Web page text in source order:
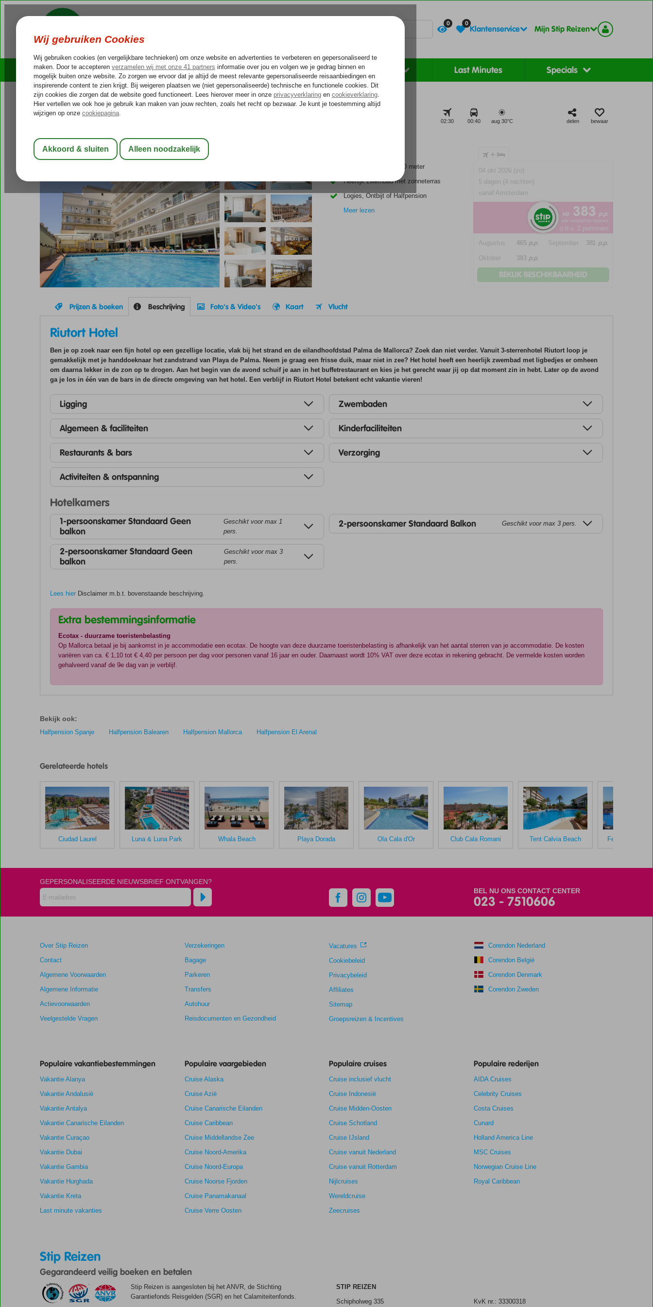
0 0
Klantenservice Mijn Stip Reizen
Cruises Outlet Deals Rondreizen Zonvakantie Last Minutes Specials
Voelt als thuiskomen...
Home
Spanje Balearen Mallorca
Riutort Hotel
Logies en ontbijt-Hotel
02:30 00:40 aug 30°C delen bewaar
Zandstrand op ca. 200 meter
Heerlijk zwembad met zonneterras
Logies, Ontbijt of Halfpension
Meer lezen
+
04 okt 2026 (zo)
5 dagen (4 nachten)
vanaf Amsterdam
va 383 p.p.
*incl. alle verplichte kosten
o.b.v. 2 personen
Augustus 465 p.p. September 381 p.p.
Oktober 383 p.p.
BEKIJK BESCHIKBAARHEID
Prijzen & boeken Beschrijving Foto's & Video's Kaart Vlucht
Riutort Hotel
Ben je op zoek naar een fijn hotel op een gezellige locatie, vlak bij het strand en de eilandhoofdstad Palma de Mallorca? Zoek dan niet verder. Vanuit 3-sterrenhotel Riutort loop je
gemakkelijk met je handdoeknaar het zandstrand van Playa de Palma. Neem je graag een frisse duik, maar niet in zee? Het hotel heeft een heerlijk zwembad met ligbedjes er omheen
om daarna lekker in de zon op te drogen. Aan het begin van de avond schuif je aan in het buffetrestaurant en kies je het gerecht waar jij op dat moment zin in hebt. Later op de avond
ga je los in één van de bars in de directe omgeving van het hotel. Een verblijf in Riutort Hotel betekent echt vakantie vieren!
Ligging
Algemeen & faciliteiten
Restaurants & bars
Activiteiten & ontspanning
Zwembaden
Kinderfaciliteiten
Verzorging
Hotelkamers
1-persoonskamer Standaard Geen
balkon
Geschikt voor max 1
pers.
2-persoonskamer Standaard Geen
balkon
Geschikt voor max 3
pers.
2-persoonskamer Standaard Balkon Geschikt voor max 3 pers.
Lees hier Disclaimer m.b.t. bovenstaande beschrijving.
Extra bestemmingsinformatie
Ecotax - duurzame toeristenbelasting
Op Mallorca betaal je bij aankomst in je accommodatie een ecotax. De hoogte van deze duurzame toeristenbelasting is afhankelijk van het aantal sterren van je accommodatie. De kosten
variëren van ca. € 1,10 tot € 4,40 per persoon per dag voor personen vanaf 16 jaar en ouder. Daarnaast wordt 10% VAT over deze ecotax in rekening gebracht. De vermelde kosten worden
gehalveerd vanaf de 9e dag van je verblijf.
door
onze
klanten
hun
in
Riutort
Hotel
Scores
die
ouder
dan
48
maanden
worden
niet
meer
de
de
getoonde
te
garanderen.
Bekijk ook:
Halfpension Spanje Halfpension Balearen Halfpension Mallorca Halfpension El Arenal
Gerelateerde hotels
Ciudad Laurel Luna & Luna Park Whala Beach Playa Dorada Ola Cala d'Or Club Cala Romani Tent Calvia Beach Fergus Club
BEL NU ONS CONTACT CENTER
023 - 7510606
GEPERSONALISEERDE NIEUWSBRIEF ONTVANGEN?
Over Stip Reizen
Contact
Algemene Voorwaarden
Algemene Informatie
Actievoorwaarden
Veelgestelde Vragen
Verzekeringen
Bagage
Parkeren
Transfers
Autohuur
Reisdocumenten en Gezondheid
Vacatures
Cookiebeleid
Privacybeleid
Affiliates
Sitemap
Groepsreizen & Incentives
Corendon Nederland
Corendon België
Corendon Denmark
Corendon Zweden
Populaire vakantiebestemmingen
Vakantie Alanya
Vakantie Andalusië
Vakantie Antalya
Vakantie Canarische Eilanden
Vakantie Curaçao
Vakantie Dubai
Vakantie Gambia
Vakantie Hurghada
Vakantie Kreta
Last minute vakanties
Populaire vaargebieden
Cruise Alaska
Cruise Azië
Cruise Canarische Eilanden
Cruise Caribbean
Cruise Middellandse Zee
Cruise Noord-Amerika
Cruise Noord-Europa
Cruise Noorse Fjorden
Cruise Panamakanaal
Cruise Verre Oosten
Populaire cruises
Cruise inclusief vlucht
Cruise Indonesië
Cruise Midden-Oosten
Cruise Schotland
Cruise IJsland
Cruise vanuit Nederland
Cruise vanuit Rotterdam
Nijlcruises
Wereldcruise
Zeecruises
Populaire rederijen
AIDA Cruises
Celebrity Cruises
Costa Cruises
Cunard
Holland America Line
MSC Cruises
Norwegian Cruise Line
Royal Caribbean
Stip Reizen
Gegarandeerd veilig boeken en betalen
Stip Reizen is aangesloten bij het ANVR, de Stichting
Garantiefonds Reisgelden (SGR) en het Calamiteitenfonds.
STIP REIZEN
Schipholweg 335
KvK nr.: 33300318